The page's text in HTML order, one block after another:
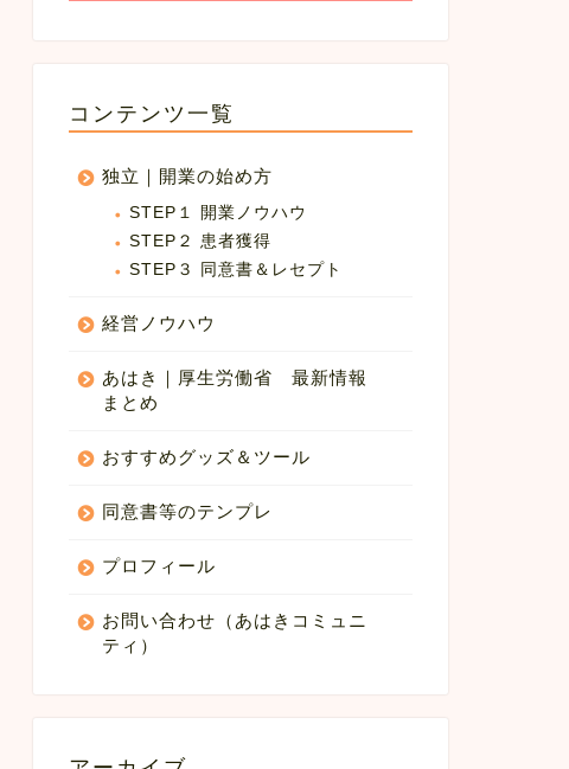
コンテンツ一覧
独立｜開業の始め方
STEP１ 開業ノウハウ
STEP２ 患者獲得
STEP３ 同意書＆レセプト
経営ノウハウ
あはき｜厚生労働省 最新情報
まとめ
おすすめグッズ＆ツール
同意書等のテンプレ
プロフィール
お問い合わせ（あはきコミュニ
ティ）